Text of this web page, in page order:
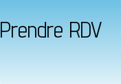
Prendre RDV